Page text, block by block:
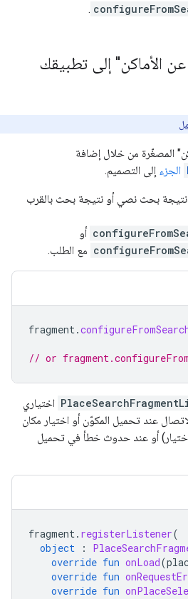
.
إلى تطبيقك
من خلال إضافة
إلى التصميم.
بحث نصي أو نتيجة بحث بالقرب
أو
مع الطلب.
fragment.
// or
اختياري
عند تحميل المكوّن أو اختيار مكان
أو عند حدوث خطأ في تحميل
fragment.registerListener
object
:
override
fun onLoad(
override
fun
override
fun